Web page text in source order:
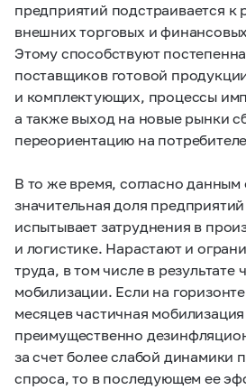
предприятий подстраивается к
внешних торговых и
Этому способствуют
поставщиков готовой
и комплектующих, процессы
а также выход на новые рынки
переориентацию на
В то же время, согласно данным
значительная доля
испытывает затруднения в
и логистике. Нарастают и
труда, в том числе в результате
мобилизации. Если на
месяцев частичная
преимущественно
за счет более слабой динамики
спроса, то в последующем ее